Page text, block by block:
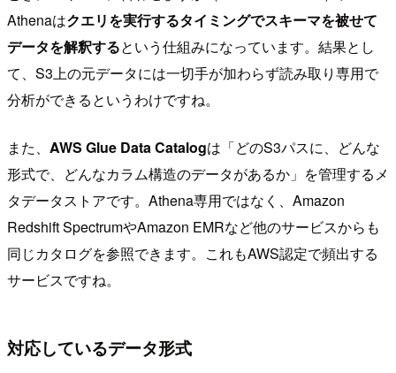
Athenaはクエリを実行するタイミングでスキーマを被せて
データを解釈するという仕組みになっています。結果とし
て、S3上の元データには一切手が加わらず読み取り専用で
分析ができるというわけですね。
また、 AWS Glue Data Catalogは「どのS3パスに、どんな
形式で、どんなカラム構造のデータがあるか」を管理するメ
タデータストアです。Athena専用ではなく、Amazon
Redshift SpectrumやAmazon EMRなど他のサービスからも
同じカタログを参照できます。これもAWS認定で頻出する
サービスですね。
対応しているデータ形式